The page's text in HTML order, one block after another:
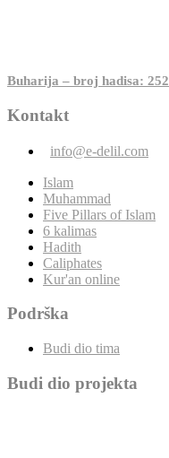
Buharija – broj hadisa: 252
Kontakt
info@e-delil.com
Islam
Muhammad
Five Pillars of Islam
6 kalimas
Hadith
Caliphates
Kur'an online
Podrška
Budi dio tima
Budi dio projekta